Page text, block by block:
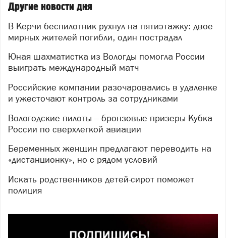
Другие новости дня
В Керчи беспилотник рухнул на пятиэтажку: двое
мирных жителей погибли, один пострадал
Юная шахматистка из Вологды помогла России
выиграть международный матч
Российские компании разочаровались в удаленке
и ужесточают контроль за сотрудниками
Вологодские пилоты – бронзовые призеры Кубка
России по сверхлегкой авиации
Беременных женщин предлагают переводить на
«дистанционку», но с рядом условий
Искать родственников детей-сирот поможет
полиция